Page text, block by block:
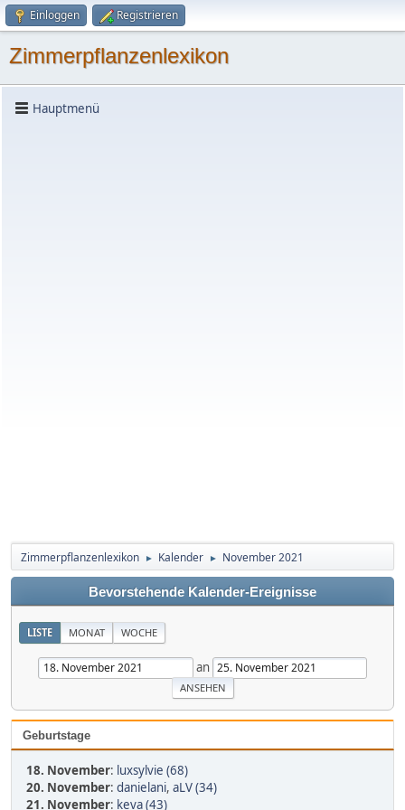
Einloggen Registrieren
Zimmerpflanzenlexikon
Hauptmenü
Zimmerpflanzenlexikon ► Kalender ► November 2021
Bevorstehende Kalender-Ereignisse
LISTE MONAT WOCHE
an
Geburtstage
18. November: luxsylvie (68)
20. November: danielani, aLV (34)
21. November: keva (43)